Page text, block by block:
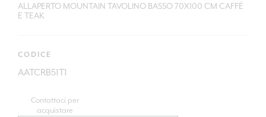
ALLAPERTO MOUNTAIN TAVOLINO BASSO 70X100 CM CAFFÉ
E TEAK
CODICE
AATCRB51T1
Contattaci per
acquistare